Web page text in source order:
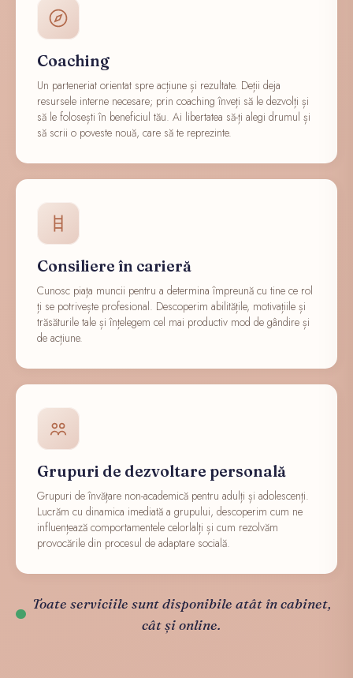
Coaching
Un parteneriat orientat spre acțiune și rezultate. Deții deja
resursele interne necesare; prin coaching înveți să le dezvolți și
să le folosești în beneficiul tău. Ai libertatea să-ți alegi drumul și
să scrii o poveste nouă, care să te reprezinte.
Consiliere în carieră
Cunosc piața muncii pentru a determina împreună cu tine ce rol
ți se potrivește profesional. Descoperim abilitățile, motivațiile și
trăsăturile tale și înțelegem cel mai productiv mod de gândire și
de acțiune.
Grupuri de dezvoltare personală
Grupuri de învățare non-academică pentru adulți și adolescenți.
Lucrăm cu dinamica imediată a grupului, descoperim cum ne
influențează comportamentele celorlalți și cum rezolvăm
provocările din procesul de adaptare socială.
Toate serviciile sunt disponibile atât în cabinet,
cât și online.